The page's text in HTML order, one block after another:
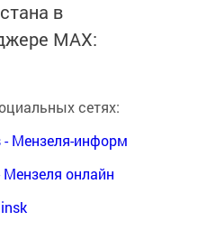
в
MАХ:
сетях:
- Мензеля-информ
онлайн